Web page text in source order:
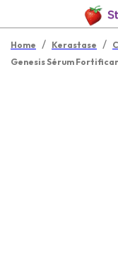
Home / Kerastase /
Genesis Sérum